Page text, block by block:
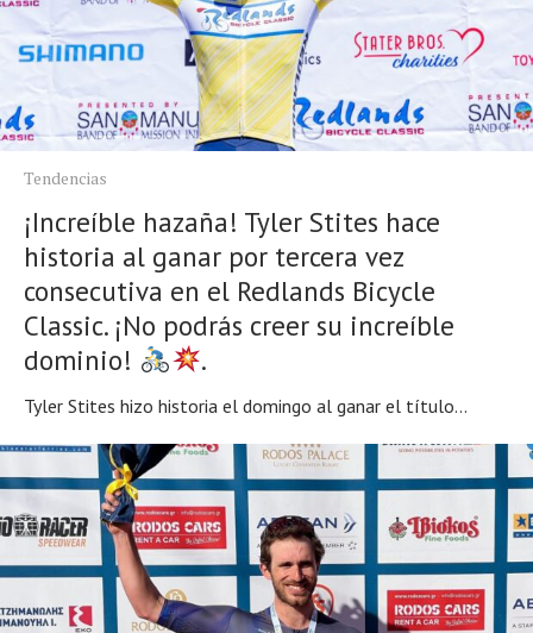
Tendencias
¡Increíble hazaña! Tyler Stites hace
historia al ganar por tercera vez
consecutiva en el Redlands Bicycle
Classic. ¡No podrás creer su increíble
dominio!
.
Tyler Stites hizo historia el domingo al ganar el título...